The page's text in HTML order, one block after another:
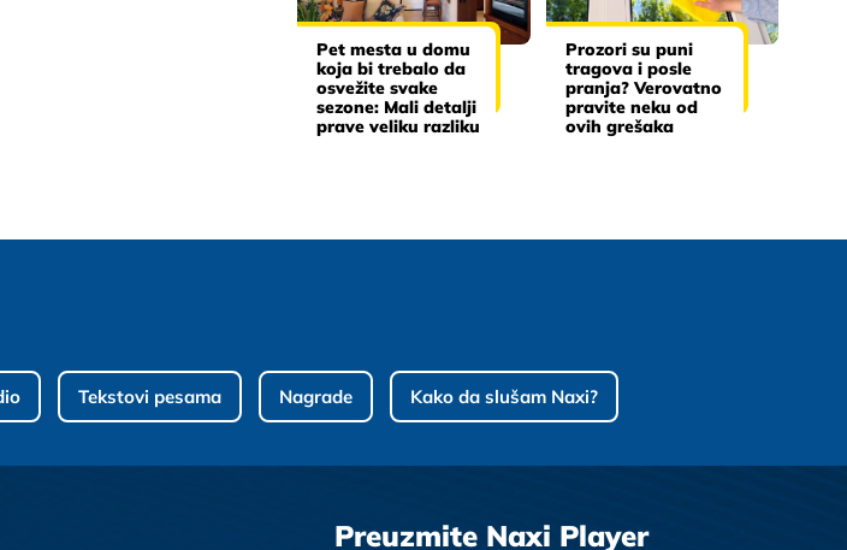
Pet mesta u domu
koja bi trebalo da
osvežite svake
sezone: Mali detalji
prave veliku razliku
Prozori su puni
tragova i posle
pranja? Verovatno
pravite neku od
ovih grešaka
Tekstovi pesama Nagrade Kako da slušam Naxi?
Preuzmite Naxi Player